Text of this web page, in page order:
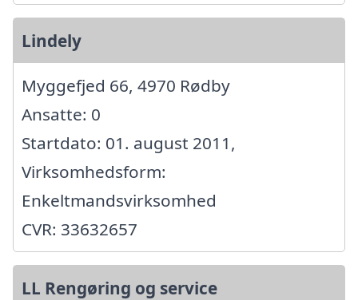
Lindely
Myggefjed 66, 4970 Rødby
Ansatte: 0
Startdato: 01. august 2011,
Virksomhedsform:
Enkeltmandsvirksomhed
CVR: 33632657
LL Rengøring og service